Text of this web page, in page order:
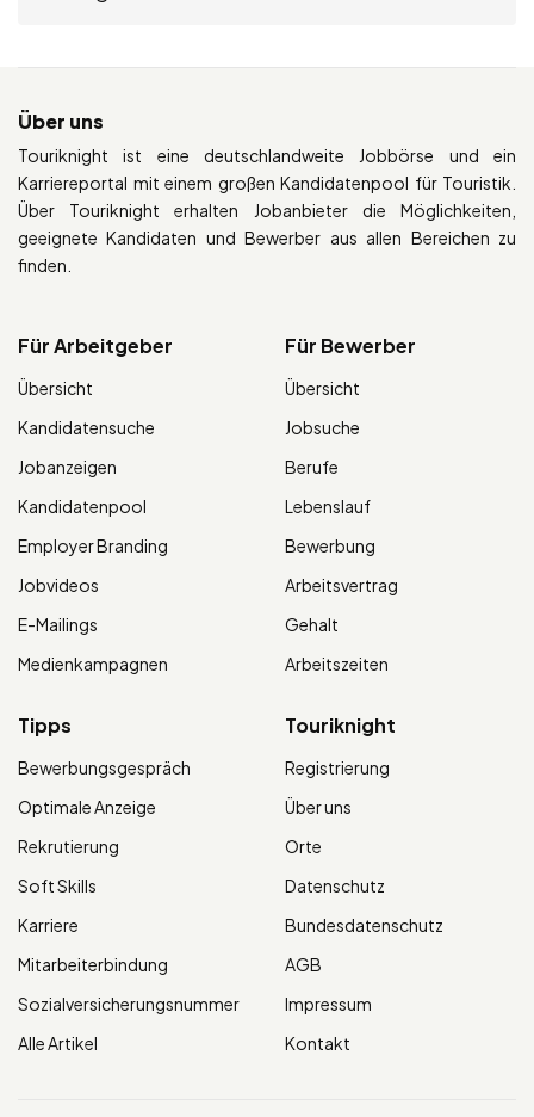
Über uns
Touriknight ist eine deutschlandweite Jobbörse und ein
Karriereportal mit einem großen Kandidatenpool für Touristik.
Über Touriknight erhalten Jobanbieter die Möglichkeiten,
geeignete Kandidaten und Bewerber aus allen Bereichen zu
finden.
Für Arbeitgeber
Übersicht
Kandidatensuche
Jobanzeigen
Kandidatenpool
Employer Branding
Jobvideos
E-Mailings
Medienkampagnen
Für Bewerber
Übersicht
Jobsuche
Berufe
Lebenslauf
Bewerbung
Arbeitsvertrag
Gehalt
Arbeitszeiten
Tipps
Bewerbungsgespräch
Optimale Anzeige
Rekrutierung
Soft Skills
Karriere
Mitarbeiterbindung
Sozialversicherungsnummer
Alle Artikel
Touriknight
Registrierung
Über uns
Orte
Datenschutz
Bundesdatenschutz
AGB
Impressum
Kontakt